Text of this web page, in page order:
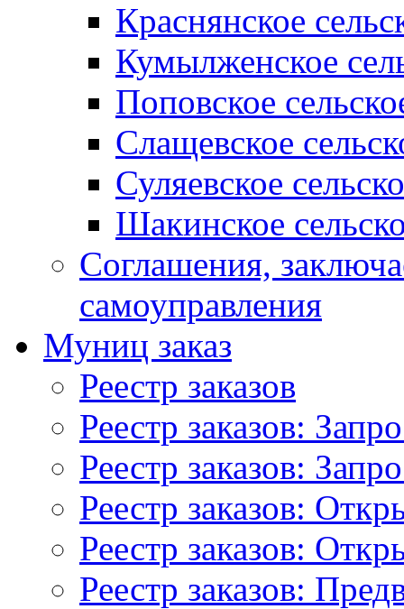
Краснянское
Кумылженское
Поповское
Слащевское
Суляевское
Шакинское
Соглашения,
самоуправления
Муниц заказ
Реестр заказов
Реестр заказов:
Реестр заказов:
Реестр заказов:
Реестр заказов:
Реестр заказов: